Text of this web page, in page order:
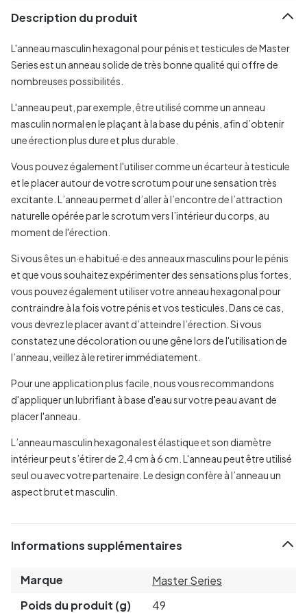
Description du produit
L'anneau masculin hexagonal pour pénis et testicules de Master
Series est un anneau solide de très bonne qualité qui offre de
nombreuses possibilités.
L'anneau peut, par exemple, être utilisé comme un anneau
masculin normal en le plaçant à la base du pénis, afin d’obtenir
une érection plus dure et plus durable.
Vous pouvez également l'utiliser comme un écarteur à testicule
et le placer autour de votre scrotum pour une sensation très
excitante. L’anneau permet d’aller à l’encontre de l’attraction
naturelle opérée par le scrotum vers l’intérieur du corps, au
moment de l'érection.
Si vous êtes un·e habitué·e des anneaux masculins pour le pénis
et que vous souhaitez expérimenter des sensations plus fortes,
vous pouvez également utiliser votre anneau hexagonal pour
contraindre à la fois votre pénis et vos testicules. Dans ce cas,
vous devrez le placer avant d’atteindre l’érection. Si vous
constatez une décoloration ou une gêne lors de l'utilisation de
l’anneau, veillez à le retirer immédiatement.
Pour une application plus facile, nous vous recommandons
d'appliquer un lubrifiant à base d'eau sur votre peau avant de
placer l'anneau.
L’anneau masculin hexagonal est élastique et son diamètre
intérieur peut s’étirer de 2,4 cm à 6 cm. L'anneau peut être utilisé
seul ou avec votre partenaire. Le design confère à l’anneau un
aspect brut et masculin.
Informations supplémentaires
Marque
Master Series
Poids du produit (g)
49